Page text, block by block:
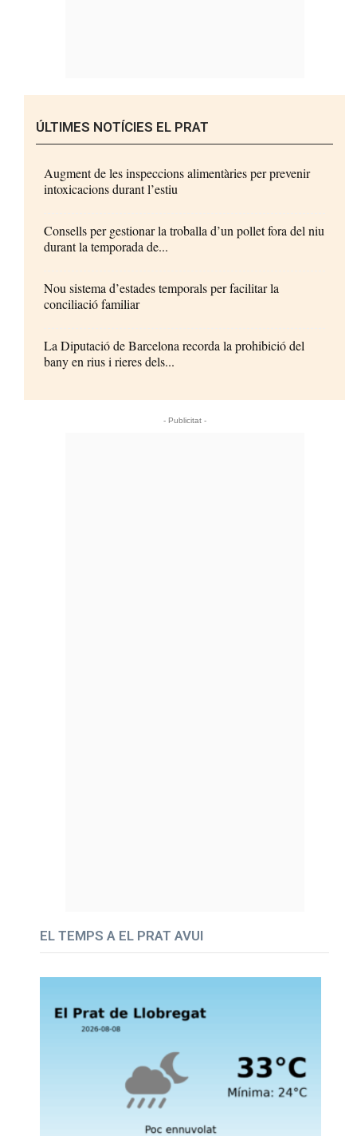
ÚLTIMES NOTÍCIES EL PRAT
Augment de les inspeccions alimentàries per prevenir
intoxicacions durant l’estiu
Consells per gestionar la troballa d’un pollet fora del niu
durant la temporada de...
Nou sistema d’estades temporals per facilitar la
conciliació familiar
La Diputació de Barcelona recorda la prohibició del
bany en rius i rieres dels...
- Publicitat -
EL TEMPS A EL PRAT AVUI